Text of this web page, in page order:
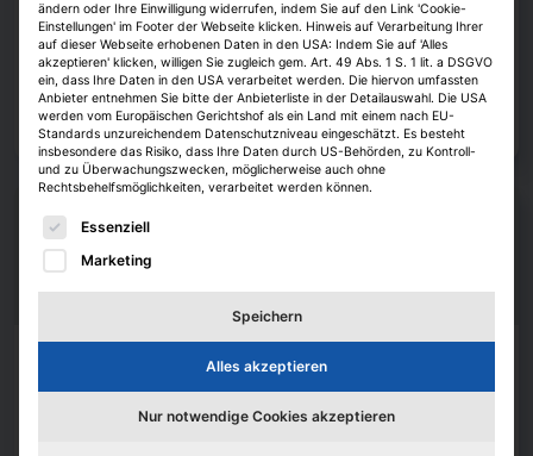
Das Beratungsunternehmen Strategis gewinnt Roland D. Schleider als
Head of Business Development. Er war zuletzt als Interimmanager und
Unternehmensberater tätig.
Janina Stadel, erstellt mit IZ KI 6. August 2026
Zum Artikel
Daniel Maric leitet europäischen Vertrieb bei
ändern oder Ihre Einwilligung widerrufen, indem Sie auf den Link 'Cookie-
Einstellungen' im Footer der Webseite klicken. Hinweis auf Verarbeitung Ihrer
auf dieser Webseite erhobenen Daten in den USA: Indem Sie auf 'Alles
akzeptieren' klicken, willigen Sie zugleich gem. Art. 49 Abs. 1 S. 1 lit. a DSGVO
ein, dass Ihre Daten in den USA verarbeitet werden. Die hiervon umfassten
Anbieter entnehmen Sie bitte der Anbieterliste in der Detailauswahl. Die USA
werden vom Europäischen Gerichtshof als ein Land mit einem nach EU-
Standards unzureichendem Datenschutzniveau eingeschätzt. Es besteht
insbesondere das Risiko, dass Ihre Daten durch US-Behörden, zu Kontroll-
und zu Überwachungszwecken, möglicherweise auch ohne
Rechtsbehelfsmöglichkeiten, verarbeitet werden können.
Es folgt eine Liste der Service-Gruppen, für die eine
Essenziell
Marketing
Speichern
Alles akzeptieren
Nur notwendige Cookies akzeptieren